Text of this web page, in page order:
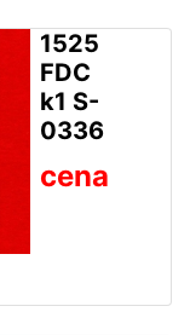
1525
FDC
k1 S-
0336
cena